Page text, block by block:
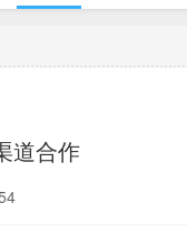
道合作